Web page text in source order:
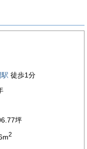
本社機能としてもスム
御影石を採用した重厚
高級感と安心感を与え
えやすい外観で、企業
工の物件ながら、新
造は鉄骨鉄筋コンクリ
規模のオフィス、支
には9人乗りのエレベ
もスムーズです。さら
、オフィス利用に欠か
務を行える環境が構築
め、早朝や夜間の業
応可能です。貸室はワ
テナントに気を遣うこ
営が可能です。室内に
徒歩1分
坪
2